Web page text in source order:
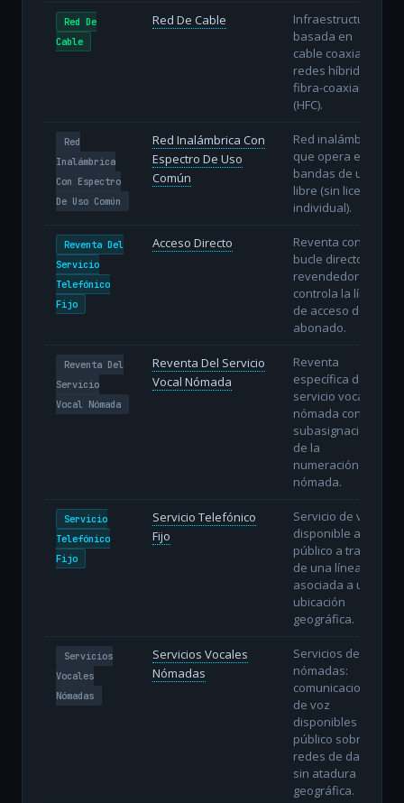
Red De
Cable
Red De Cable
Infraestructura
basada en
cable coaxial o
redes híbridas
fibra-coaxial
(HFC).
Red
Inalámbrica
Con Espectro
De Uso Común
Red Inalámbrica Con
Espectro De Uso
Común
Red inalámbrica
que opera en
bandas de uso
libre (sin licencia
individual).
Reventa Del
Servicio
Telefónico
Fijo
Acceso Directo
Reventa con
bucle directo: el
revendedor
controla la línea
de acceso del
abonado.
Reventa Del
Servicio
Vocal Nómada
Reventa Del Servicio
Vocal Nómada
Reventa
específica del
servicio vocal
nómada con
subasignación
de la
numeración
nómada.
Servicio
Telefónico
Fijo
Servicio Telefónico
Fijo
Servicio de voz
disponible al
público a través
de una línea fija
asociada a una
ubicación
geográfica.
Servicios
Vocales
Nómadas
Servicios Vocales
Nómadas
Servicios de voz
nómadas:
comunicaciones
de voz
disponibles al
público sobre
redes de datos
sin atadura
geográfica.